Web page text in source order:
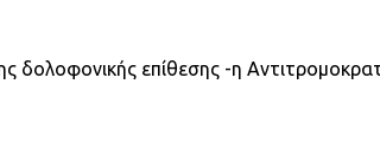
δολοφονικής επίθεσης -η